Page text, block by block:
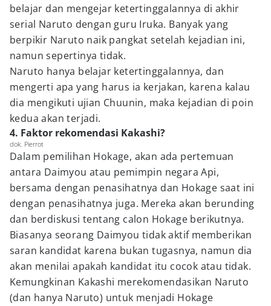
belajar dan mengejar ketertinggalannya di akhir
serial Naruto dengan guru Iruka. Banyak yang
berpikir Naruto naik pangkat setelah kejadian ini,
namun sepertinya tidak.
Naruto hanya belajar ketertinggalannya, dan
mengerti apa yang harus ia kerjakan, karena kalau
dia mengikuti ujian Chuunin, maka kejadian di poin
kedua akan terjadi.
4. Faktor rekomendasi Kakashi?
dok. Pierrot
Dalam pemilihan Hokage, akan ada pertemuan
antara Daimyou atau pemimpin negara Api,
bersama dengan penasihatnya dan Hokage saat ini
dengan penasihatnya juga. Mereka akan berunding
dan berdiskusi tentang calon Hokage berikutnya.
Biasanya seorang Daimyou tidak aktif memberikan
saran kandidat karena bukan tugasnya, namun dia
akan menilai apakah kandidat itu cocok atau tidak.
Kemungkinan Kakashi merekomendasikan Naruto
(dan hanya Naruto) untuk menjadi Hokage